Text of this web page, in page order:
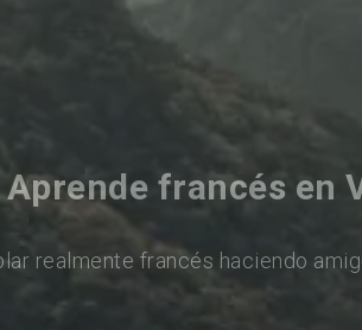
Aprende francés en
realmente francés haciendo